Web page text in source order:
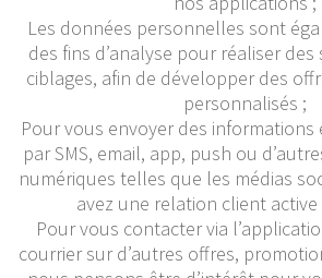
Les données personnelles sont
des fins d’analyse pour réaliser
ciblages, afin de développer des
personnalisés ;
Pour vous envoyer des
par SMS, email, app, push ou
numériques telles que les médias
avez une relation client active
Pour vous contacter via
courrier sur d’autres offres,